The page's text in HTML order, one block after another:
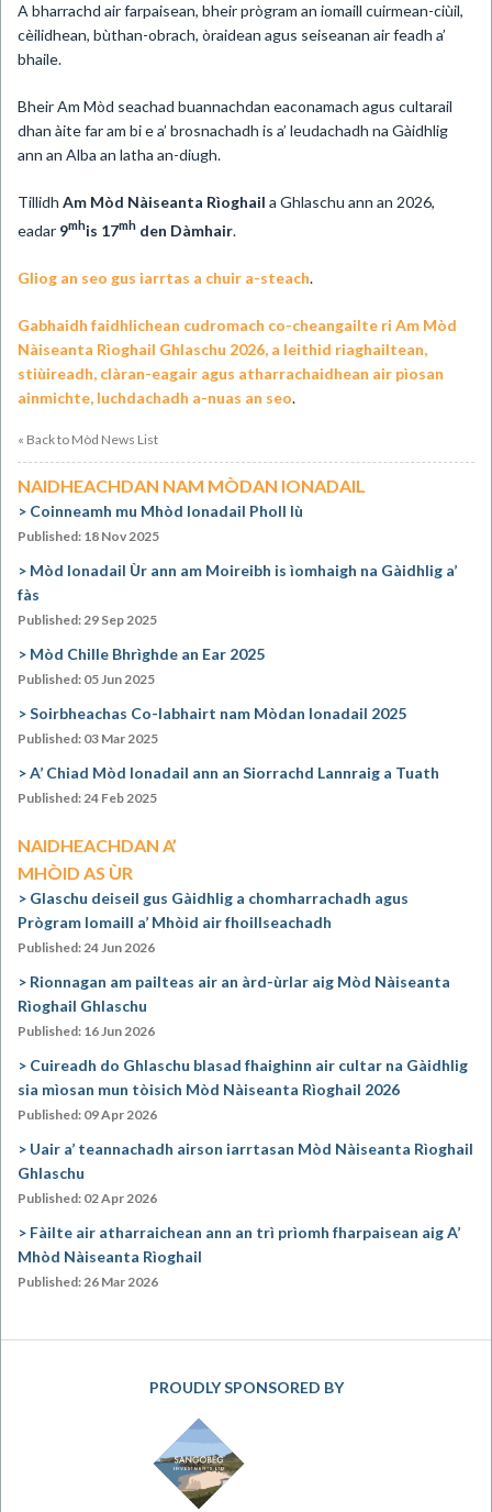
A bharrachd air farpaisean, bheir prògram an iomaill cuirmean-ciùil,
cèilidhean, bùthan-obrach, òraidean agus seiseanan air feadh a’
bhaile.
Bheir Am Mòd seachad buannachdan eaconamach agus cultarail
dhan àite far am bi e a’ brosnachadh is a’ leudachadh na Gàidhlig
ann an Alba an latha an-diugh.
Tillidh Am Mòd Nàiseanta Rìoghail a Ghlaschu ann an 2026,
eadar 9mhis 17mh den Dàmhair.
Gliog an seo gus iarrtas a chuir a-steach.
Gabhaidh faidhlichean cudromach co-cheangailte ri Am Mòd
Nàiseanta Rìoghail Ghlaschu 2026, a leithid riaghailtean,
stiùireadh, clàran-eagair agus atharrachaidhean air pìosan
ainmichte, luchdachadh a-nuas an seo.
« Back to Mòd News List
NAIDHEACHDAN NAM MÒDAN IONADAIL
Coinneamh mu Mhòd Ionadail Pholl Iù
Published: 18 Nov 2025
Mòd Ionadail Ùr ann am Moireibh is ìomhaigh na Gàidhlig a’
fàs
Published: 29 Sep 2025
Mòd Chille Bhrìghde an Ear 2025
Published: 05 Jun 2025
Soirbheachas Co-labhairt nam Mòdan Ionadail 2025
Published: 03 Mar 2025
A’ Chiad Mòd Ionadail ann an Siorrachd Lannraig a Tuath
Published: 24 Feb 2025
NAIDHEACHDAN A’
MHÒID AS ÙR
Glaschu deiseil gus Gàidhlig a chomharrachadh agus
Prògram Iomaill a’ Mhòid air fhoillseachadh
Published: 24 Jun 2026
Rionnagan am pailteas air an àrd-ùrlar aig Mòd Nàiseanta
Rìoghail Ghlaschu
Published: 16 Jun 2026
Cuireadh do Ghlaschu blasad fhaighinn air cultar na Gàidhlig
sia mìosan mun tòisich Mòd Nàiseanta Rìoghail 2026
Published: 09 Apr 2026
Uair a’ teannachadh airson iarrtasan Mòd Nàiseanta Rìoghail
Ghlaschu
Published: 02 Apr 2026
Fàilte air atharraichean ann an trì prìomh fharpaisean aig A’
Mhòd Nàiseanta Rìoghail
Published: 26 Mar 2026
PROUDLY SPONSORED BY